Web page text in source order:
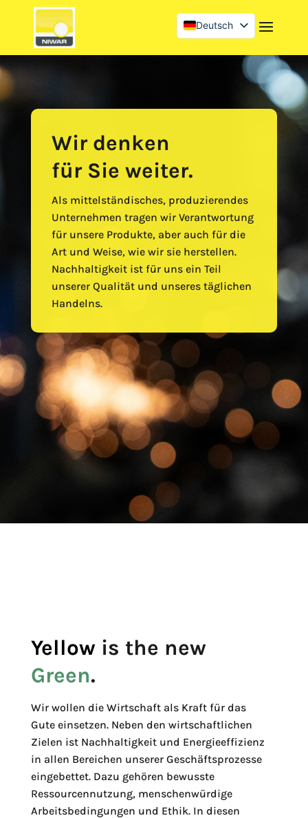
Deutsch
Wir denken
für Sie weiter.
Als mittelständisches, produzierendes
Unternehmen tragen wir Verantwortung
für unsere Produkte, aber auch für die
Art und Weise, wie wir sie herstellen.
Nachhaltigkeit ist für uns ein Teil
unserer Qualität und unseres täglichen
Handelns.
Yellow is the new
Green.
Wir wollen die Wirtschaft als Kraft für das
Gute einsetzen. Neben den wirtschaftlichen
Zielen ist Nachhaltigkeit und Energieeffizienz
in allen Bereichen unserer Geschäftsprozesse
eingebettet. Dazu gehören bewusste
Ressourcennutzung, menschenwürdige
Arbeitsbedingungen und Ethik. In diesen